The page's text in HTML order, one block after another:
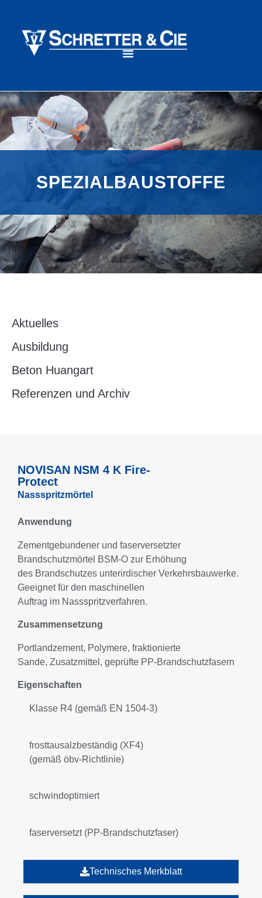
SPEZIALBAUSTOFFE
Aktuelles
Ausbildung
Beton Huangart
Referenzen und Archiv
NOVISAN NSM 4 K Fire-
Protect
Nassspritzmörtel
Anwendung
Zementgebundener und faserversetzter
Brandschutzmörtel BSM-O zur Erhöhung
des Brandschutzes unterirdischer Verkehrsbauwerke.
Geeignet für den maschinellen
Auftrag im Nassspritzverfahren.
Zusammensetzung
Portlandzement, Polymere, fraktionierte
Sande, Zusatzmittel, geprüfte PP-Brandschutzfasern
Eigenschaften
Klasse R4 (gemäß EN 1504-3)
frosttausalzbeständig (XF4)
(gemäß öbv-Richtlinie)
schwindoptimiert
faserversetzt (PP-Brandschutzfaser)
Technisches Merkblatt